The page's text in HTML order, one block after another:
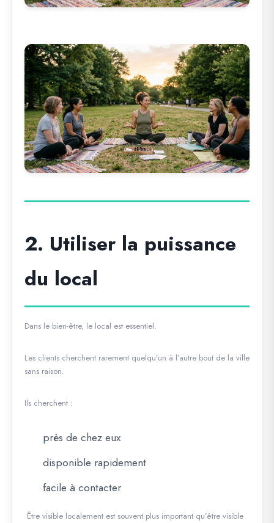
2. Utiliser la puissance
du local
Dans le bien-être, le local est essentiel.
Les clients cherchent rarement quelqu’un à l’autre bout de la ville
sans raison.
Ils cherchent :
près de chez eux
disponible rapidement
facile à contacter
Être visible localement est souvent plus important qu’être visible